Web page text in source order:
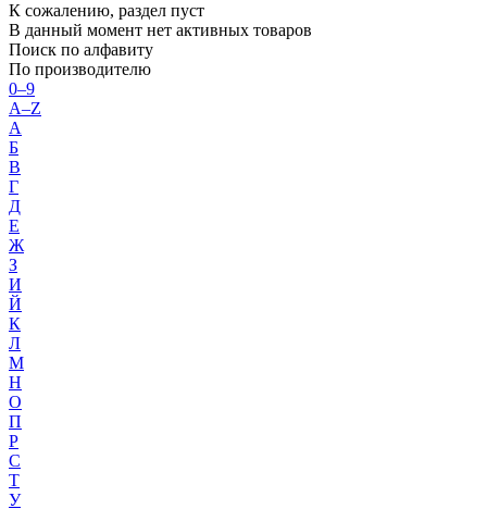
К сожалению, раздел пуст
В данный момент нет активных товаров
Поиск по алфавиту
По производителю
0–9
A–Z
А
Б
В
Г
Д
Е
Ж
З
И
Й
К
Л
М
Н
О
П
Р
С
Т
У